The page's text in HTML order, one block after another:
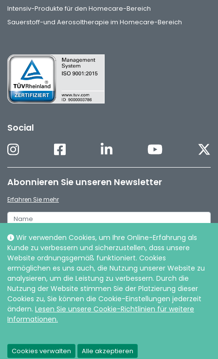
Wir verwenden Cookies, um Ihre Online-Erfahrung als
Kunde zu verbessern und sicherzustellen, dass unsere
Website ordnungsgemäß funktioniert. Cookies
ermöglichen es uns auch, die Nutzung unserer Website zu
analysieren, um die Leistung zu verbessern. Durch die
Nutzung der Website stimmen Sie der Platzierung dieser
Cookies zu, Sie können die Cookie-Einstellungen jederzeit
ändern. Lesen Sie unsere Cookie-Richtlinien für weitere
Informationen.
Cookies verwalten Alle akzeptieren
Intensiv-Produkte für den Homecare-Bereich
Sauerstoff-und Aerosoltherapie im Homecare-Bereich
Social
Abonnieren Sie unseren Newsletter
Erfahren Sie mehr
© Intersurgical de, 2026 |Datenschutz und Cookies